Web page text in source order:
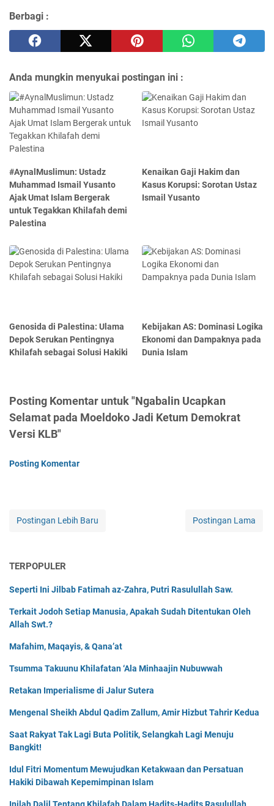
Berbagi :
Anda mungkin menyukai postingan ini :
#AynalMuslimun: Ustadz
Muhammad Ismail Yusanto
Ajak Umat Islam Bergerak
untuk Tegakkan Khilafah demi
Palestina
Kenaikan Gaji Hakim dan
Kasus Korupsi: Sorotan Ustaz
Ismail Yusanto
Genosida di Palestina: Ulama
Depok Serukan Pentingnya
Khilafah sebagai Solusi Hakiki
Kebijakan AS: Dominasi Logika
Ekonomi dan Dampaknya pada
Dunia Islam
Posting Komentar untuk "Ngabalin Ucapkan
Selamat pada Moeldoko Jadi Ketum Demokrat
Versi KLB"
Posting Komentar
Postingan Lebih Baru Postingan Lama
TERPOPULER
Seperti Ini Jilbab Fatimah az-Zahra, Putri Rasulullah Saw.
Terkait Jodoh Setiap Manusia, Apakah Sudah Ditentukan Oleh
Allah Swt.?
Mafahim, Maqayis, & Qana’at
Tsumma Takuunu Khilafatan ‘Ala Minhaajin Nubuwwah
Retakan Imperialisme di Jalur Sutera
Mengenal Sheikh Abdul Qadim Zallum, Amir Hizbut Tahrir Kedua
Saat Rakyat Tak Lagi Buta Politik, Selangkah Lagi Menuju
Bangkit!
Idul Fitri Momentum Mewujudkan Ketakwaan dan Persatuan
Hakiki Dibawah Kepemimpinan Islam